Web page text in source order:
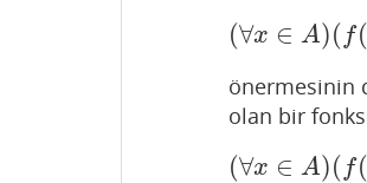
(∀x ∈ A)( f(
∀x∈ A)(
önermesinin
olan bir
(∀x ∈ A)( f(
( ∀x∈A)(f